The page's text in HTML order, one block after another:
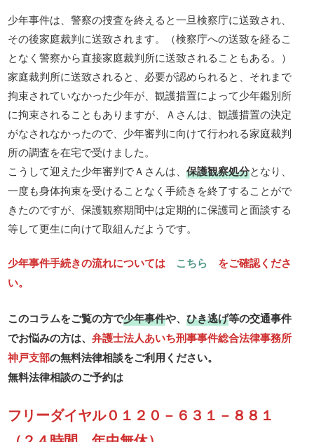
少年事件は、警察の捜査を終えると一旦検察庁に送致され、
その後家庭裁判に送致されます。（検察庁への送致を経るこ
となく警察から直接家庭裁判所に送致されることもある。）
家庭裁判所に送致されると、必要が認められると、それまで
拘束されていなかった少年が、観護措置によって少年鑑別所
に拘束されることもありますが、Ａさんは、観護措置の決定
がなされなかったので、少年審判に向けて行われる家庭裁判
所の調査を在宅で受けました。
こうして迎えた少年審判でＡさんは、保護観察処分となり、
一度も身体拘束を受けることなく手続きを終了することがで
きたのですが、保護観察期間中は定期的に保護司と面談する
等して更生に向けて取組んだようです。
少年事件手続きの流れについては こちら をご確認くださ
い。
このコラムをご覧の方で少年事件や、ひき逃げ等の交通事件
でお悩みの方は、弁護士法人あいち刑事事件総合法律事務所
神戸支部の無料法律相談をご利用ください。
無料法律相談のご予約は
フリーダイヤル０１２０－６３１－８８１